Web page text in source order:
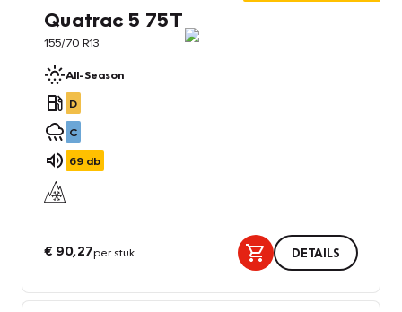
Quatrac 5 75T
155/70 R13
All-Season
D
C
69 db
€ 90,27per stuk DETAILS